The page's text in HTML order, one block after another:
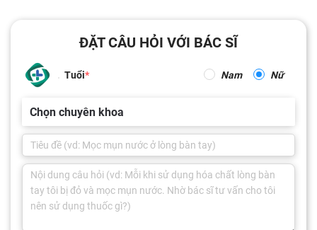
ĐẶT CÂU HỎI VỚI BÁC SĨ
Tuổi Nam Nữ
Chọn chuyên khoa